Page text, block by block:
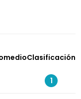
Clasificación
1